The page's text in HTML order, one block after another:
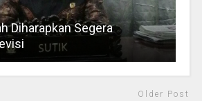
Diharapkan Segera
Older Post